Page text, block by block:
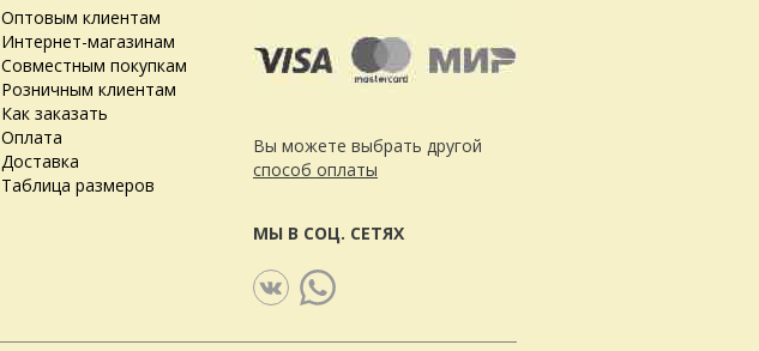
Оптовым клиентам
Интернет-магазинам
Совместным покупкам
Розничным клиентам
Как заказать
Оплата
Доставка
Таблица размеров
Вы можете выбрать другой
способ оплаты
МЫ В СОЦ. СЕТЯХ